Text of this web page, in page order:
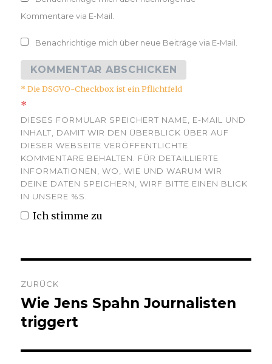
Kommentare via E-Mail.
Benachrichtige mich über neue Beiträge via E-Mail.
* Die DSGVO-Checkbox ist ein Pflichtfeld
*
DIESES FORMULAR SPEICHERT NAME, E-MAIL UND
INHALT, DAMIT WIR DEN ÜBERBLICK ÜBER AUF
DIESER WEBSEITE VERÖFFENTLICHTE
KOMMENTARE BEHALTEN. FÜR DETAILLIERTE
INFORMATIONEN, WO, WIE UND WARUM WIR
DEINE DATEN SPEICHERN, WIRF BITTE EINEN BLICK
IN UNSERE %S.
Ich stimme zu
Navigation
ZURÜCK
Vorheriger
Beitrag:
Wie Jens Spahn Journalisten
triggert